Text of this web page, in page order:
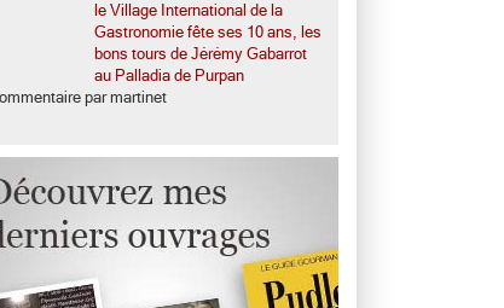
le Village International de la
Gastronomie fête ses 10 ans, les
bons tours de Jérémy Gabarrot
au Palladia de Purpan
par martinet